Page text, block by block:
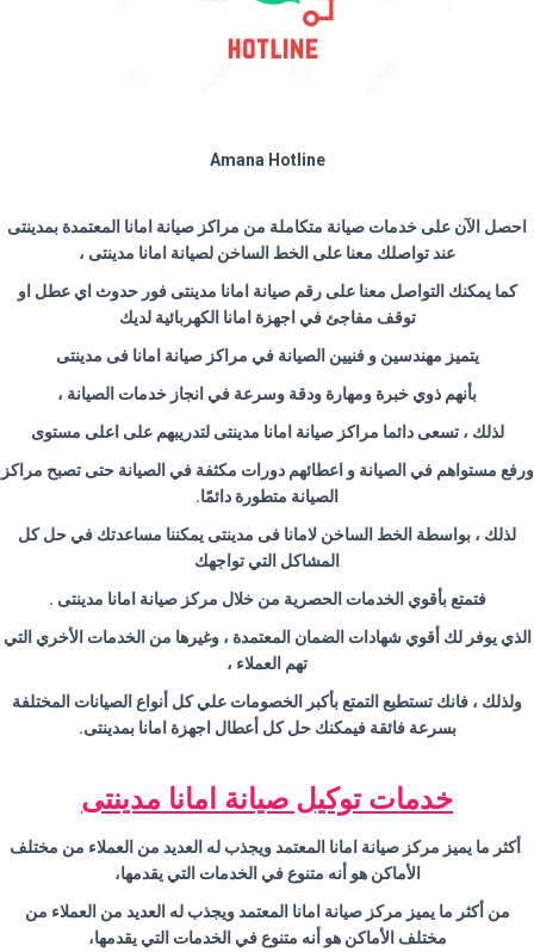
Amana Hotline
احصل الآن على خدمات صيانة متكاملة من مراكز صيانة امانا المعتمدة بمدينتى
عند تواصلك معنا على الخط الساخن لصيانة امانا مدينتى ،
كما يمكنك التواصل معنا على رقم صيانة امانا مدينتى فور حدوث اي عطل او
توقف مفاجئ في اجهزة امانا الكهربائية لديك
يتميز مهندسين و فنيين الصيانة في مراكز صيانة امانا فى مدينتى
بأنهم ذوي خبرة ومهارة ودقة وسرعة في انجاز خدمات الصيانة ،
لذلك ، تسعى دائما مراكز صيانة امانا مدينتى لتدريبهم على اعلى مستوى
ورفع مستواهم في الصيانة و اعطائهم دورات مكثفة في الصيانة حتى تصبح مراكز
الصيانة متطورة دائمًا.
لذلك ، بواسطة الخط الساخن لامانا فى مدينتى يمكننا مساعدتك في حل كل
المشاكل التي تواجهك
فتمتع بأقوي الخدمات الحصرية من خلال مركز صيانة امانا مدينتى .
الذي يوفر لك أقوي شهادات الضمان المعتمدة ، وغيرها من الخدمات الأخري التي
تهم العملاء ،
ولذلك ، فانك تستطيع التمتع بأكبر الخصومات علي كل أنواع الصيانات المختلفة
بسرعة فائقة فيمكنك حل كل أعطال اجهزة امانا بمدينتى.
خدمات توكيل صيانة امانا مدينتى
أكثر ما يميز مركز صيانة امانا المعتمد ويجذب له العديد من العملاء من مختلف
الأماكن هو أنه متنوع في الخدمات التي يقدمها،
من أكثر ما يميز مركز صيانة امانا المعتمد ويجذب له العديد من العملاء من
مختلف الأماكن هو أنه متنوع في الخدمات التي يقدمها،